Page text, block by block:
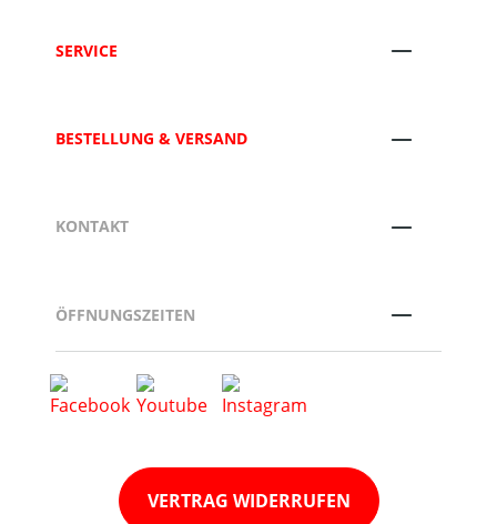
SERVICE
BESTELLUNG & VERSAND
KONTAKT
ÖFFNUNGSZEITEN
VERTRAG WIDERRUFEN